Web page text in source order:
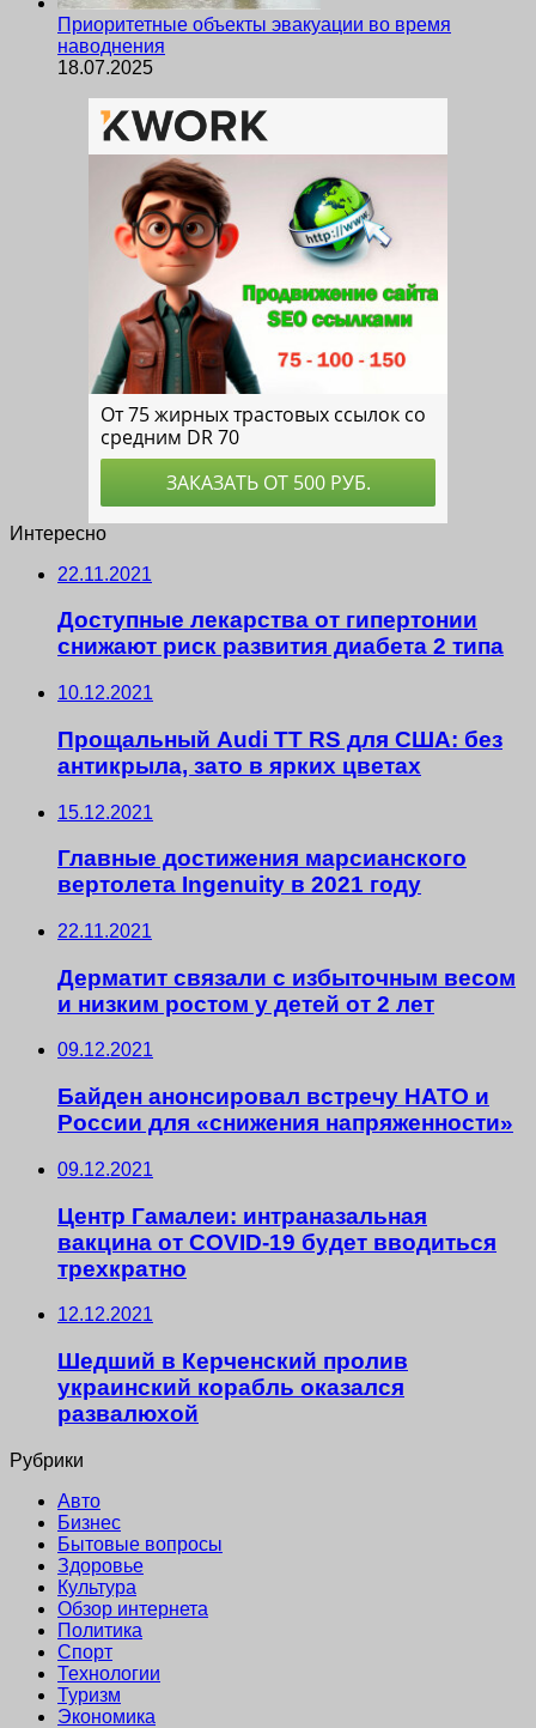
Приоритетные объекты эвакуации во время
наводнения
18.07.2025
Интересно
22.11.2021
Доступные лекарства от гипертонии
снижают риск развития диабета 2 типа
10.12.2021
Прощальный Audi TT RS для США: без
антикрыла, зато в ярких цветах
15.12.2021
Главные достижения марсианского
вертолета Ingenuity в 2021 году
22.11.2021
Дерматит связали с избыточным весом
и низким ростом у детей от 2 лет
09.12.2021
Байден анонсировал встречу НАТО и
России для «снижения напряженности»
09.12.2021
Центр Гамалеи: интраназальная
вакцина от COVID-19 будет вводиться
трехкратно
12.12.2021
Шедший в Керченский пролив
украинский корабль оказался
развалюхой
Рубрики
Авто
Бизнес
Бытовые вопросы
Здоровье
Культура
Обзор интернета
Политика
Спорт
Технологии
Туризм
Экономика